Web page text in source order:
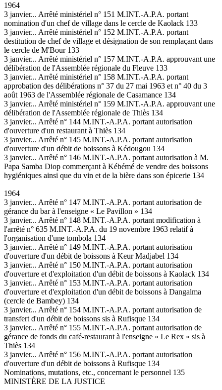
1964
3 janvier... Arrêté ministériel n° 151 M.INT.-A.P.A. portant
nomination d'un chef de village dans le cercle de Kaolack 133
3 janvier... Arrêté ministériel n° 152 M.INT.-A.P.A. portant
destitution de chef de village et désignation de son remplaçant dans
le cercle de M'Bour 133
3 janvier... Arrêté ministériel n° 157 M.INT.-A.P.A. approuvant une
délibération de l'Assemblée régionale du Fleuve 133
3 janvier... Arrêté ministériel n° 158 M.INT.-A.P.A. portant
approbation des délibérations n° 37 du 27 mai 1963 et n° 40 du 3
août 1963 de l'Assemblée régionale de Casamance 134
3 janvier... Arrêté ministériel n° 159 M.INT.-A.P.A. approuvant une
délibération de l'Assemblée régionale de Thiès 134
3 janvier... Arrêté n° 144 M.INT.-A.P.A. portant autorisation
d'ouverture d'un restaurant à Thiès 134
3 janvier... Arrêté n° 145 M.INT.-A.P.A. portant autorisation
d'ouverture d'un débit de boissons à Kédougou 134
3 janvier... Arrêté n° 146 M.INT.-A.P.A. portant autorisation à M.
Papa Samba Diop commerçant à Kébémé de vendre des boissons
hygiéniques ainsi que du vin et de la bière dans son épicerie 134
1964
3 janvier... Arrêté n° 147 M.INT.-A.P.A. portant autorisation de
gérance du bar à l'enseigne « Le Pavillon » 134
3 janvier... Arrêté n° 148 M.INT.-A.P.A. portant modification à
l'arrêté n° 635 M.INT.-A.P.A. du 19 novembre 1963 relatif à
l'organisation d'une tombola 134
3 janvier... Arrêté n° 149 M.INT.-A.P.A. portant autorisation
d'ouverture d'un débit de boissons à Keur Madjabel 134
3 janvier... Arrêté n° 150 M.INT.-A.P.A. portant autorisation
d'ouverture et d'exploitation d'un débit de boissons à Kaolack 134
3 janvier... Arrêté n° 153 M.INT.-A.P.A. portant autorisation
d'ouverture et d'exploitation d'un débit de boissons à Dangalma
(cercle de Bambey) 134
3 janvier... Arrêté n° 154 M.INT.-A.P.A. portant autorisation de
transfert d'un débit de boissons sis à Rufisque 134
3 janvier... Arrêté n° 155 M.INT.-A.P.A. portant autorisation de
gérance de fonds du café-restaurant à l'enseigne « Le Rex » sis à
Thiès 134
3 janvier... Arrêté n° 156 M.INT.-A.P.A. portant autorisation
d'ouverture d'un débit de boissons à Rufisque 134
Nominations, mutations, etc., concernant le personnel 135
MINISTÈRE DE LA JUSTICE